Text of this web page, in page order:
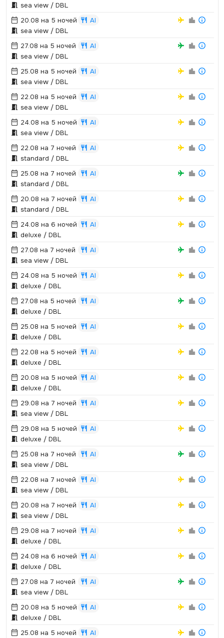
sea view / DBL
20.08 на 5 ночей
AI
sea view / DBL
27.08 на 5 ночей
AI
sea view / DBL
25.08 на 5 ночей
AI
sea view / DBL
22.08 на 5 ночей
AI
sea view / DBL
24.08 на 5 ночей
AI
sea view / DBL
22.08 на 7 ночей
AI
standard / DBL
25.08 на 7 ночей
AI
standard / DBL
20.08 на 7 ночей
AI
standard / DBL
24.08 на 6 ночей
AI
deluxe / DBL
27.08 на 7 ночей
AI
sea view / DBL
24.08 на 5 ночей
AI
deluxe / DBL
27.08 на 5 ночей
AI
deluxe / DBL
25.08 на 5 ночей
AI
deluxe / DBL
22.08 на 5 ночей
AI
deluxe / DBL
20.08 на 5 ночей
AI
deluxe / DBL
29.08 на 7 ночей
AI
sea view / DBL
29.08 на 5 ночей
AI
deluxe / DBL
25.08 на 7 ночей
AI
sea view / DBL
22.08 на 7 ночей
AI
sea view / DBL
20.08 на 7 ночей
AI
sea view / DBL
29.08 на 7 ночей
AI
deluxe / DBL
24.08 на 6 ночей
AI
deluxe / DBL
27.08 на 7 ночей
AI
sea view / DBL
20.08 на 5 ночей
AI
deluxe / DBL
25.08 на 5 ночей
AI